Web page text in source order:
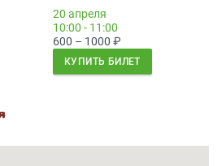
20 апреля
10:00 - 11:00
600 – 1000 ₽
КУПИТЬ БИЛЕТ